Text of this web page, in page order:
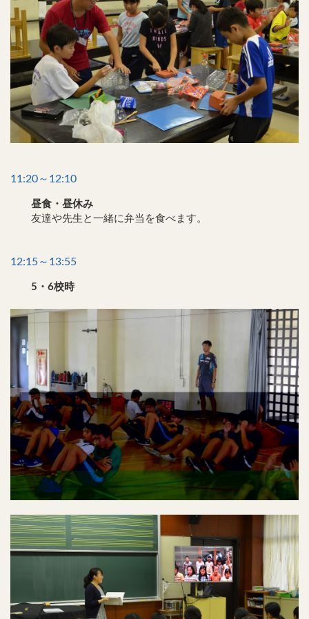
11:20～12:10
昼食・昼休み
友達や先生と一緒に弁当を食べます。
12:15～13:55
5・6校時